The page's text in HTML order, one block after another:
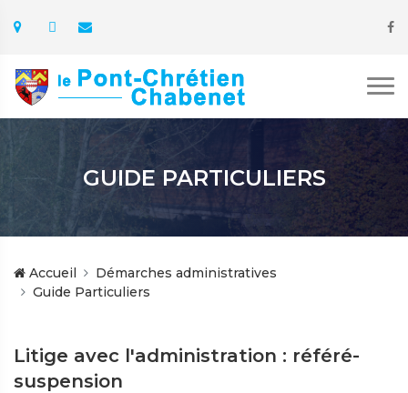
GUIDE PARTICULIERS
Accueil
Démarches administratives
Guide Particuliers
Litige avec l'administration : référé-
suspension